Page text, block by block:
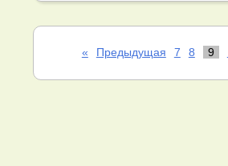
« Предыдущая 7 8 9